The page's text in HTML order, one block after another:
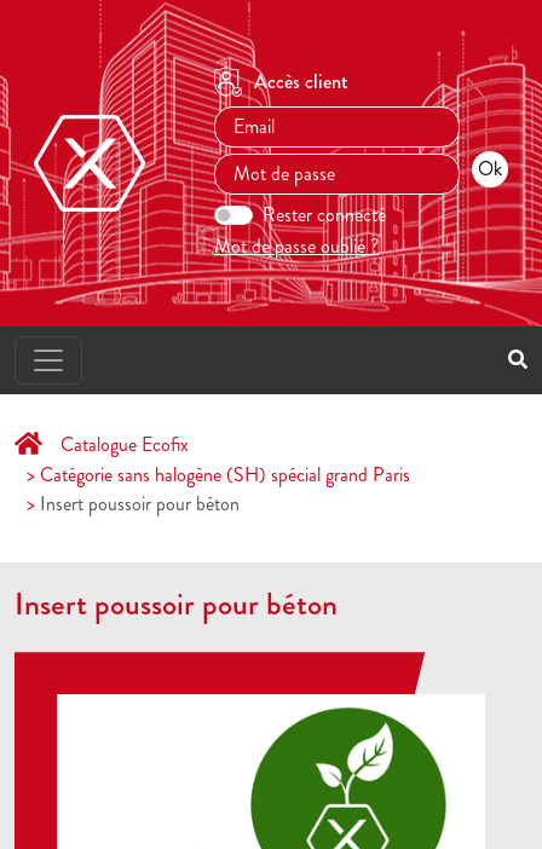
Accès client
Rester connecté
Mot de passe oublié ?
Catalogue Ecofix
Catégorie sans halogène (SH) spécial grand Paris
Insert poussoir pour béton
Insert poussoir pour béton